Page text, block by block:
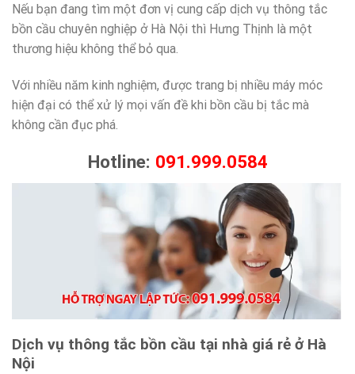
Nếu bạn đang tìm một đơn vị cung cấp dịch vụ thông tắc
bồn cầu chuyên nghiệp ở Hà Nội thì Hưng Thịnh là một
thương hiệu không thể bỏ qua.
Với nhiều năm kinh nghiệm, được trang bị nhiều máy móc
hiện đại có thể xử lý mọi vấn đề khi bồn cầu bị tắc mà
không cần đục phá.
Hotline: 091.999.0584
Dịch vụ thông tắc bồn cầu tại nhà giá rẻ ở Hà
Nội